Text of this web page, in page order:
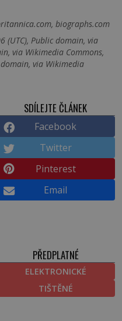
biographs.com
(UTC), Public domain, via
via Wikimedia Commons,
via Wikimedia
SDÍLEJTE ČLÁNEK
Facebook
Twitter
Pinterest
Email
PŘEDPLATNÉ
ELEKTRONICKÉ
TIŠTĚNÉ